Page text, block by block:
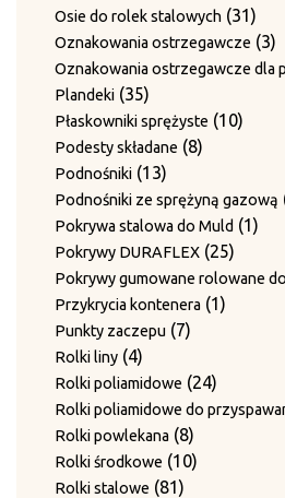
Osie do rolek stalowych 3131
Oznakowania ostrzegawcze 33
Oznakowania ostrzegawcze dla
Plandeki 3535
produktów
Płaskowniki sprężyste 1010
Podesty składane 88
Podnośniki 1313
produktów
Podnośniki ze sprężyną gazową
Pokrywa stalowa do Muld 11
Pokrywy DURAFLEX 2525
Pokrywy gumowane rolowane
Przykrycia kontenera 11
Punkty zaczepu 77
Rolki liny 44
produkty
Rolki poliamidowe 2424
produkty
Rolki poliamidowe do
Rolki powlekana 88
produktów
Rolki środkowe 1010
Rolki stalowe 8181